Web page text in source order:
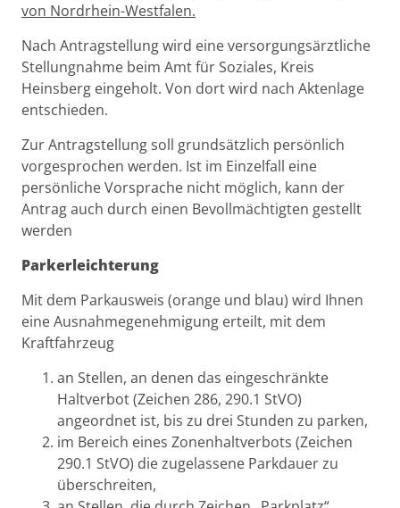
von Nordrhein-Westfalen.
Nach Antragstellung wird eine versorgungsärztliche
Stellungnahme beim Amt für Soziales, Kreis
Heinsberg eingeholt. Von dort wird nach Aktenlage
entschieden.
Zur Antragstellung soll grundsätzlich persönlich
vorgesprochen werden. Ist im Einzelfall eine
persönliche Vorsprache nicht möglich, kann der
Antrag auch durch einen Bevollmächtigten gestellt
werden
Parkerleichterung
Mit dem Parkausweis (orange und blau) wird Ihnen
eine Ausnahmegenehmigung erteilt, mit dem
Kraftfahrzeug
an Stellen, an denen das eingeschränkte
Haltverbot (Zeichen 286, 290.1 StVO)
angeordnet ist, bis zu drei Stunden zu parken,
im Bereich eines Zonenhaltverbots (Zeichen
290.1 StVO) die zugelassene Parkdauer zu
überschreiten,